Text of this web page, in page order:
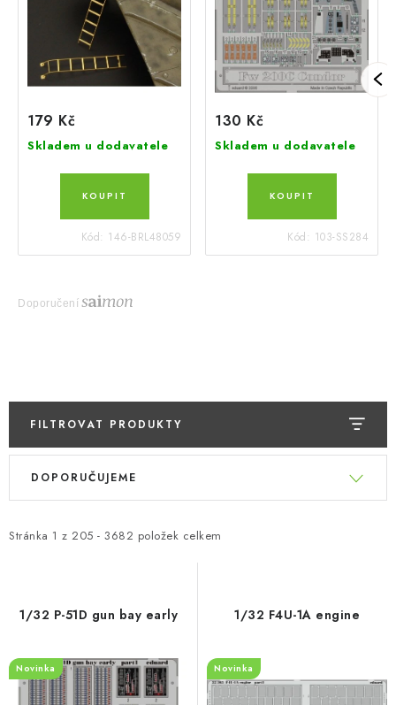
179 Kč
Skladem u dodavatele
Kód: 146-BRL48059
130 Kč
Skladem u dodavatele
Kód: 103-SS284
Doporučení
FILTROVAT PRODUKTY
V
i
d
u
Stránka 1 z 205 - 3682 položek celkem
Ř
e
p
o
d
DOPORUČUJEME
1/32 P-51D gun bay early
Novinka
1/32 F4U-1A engine
Novinka